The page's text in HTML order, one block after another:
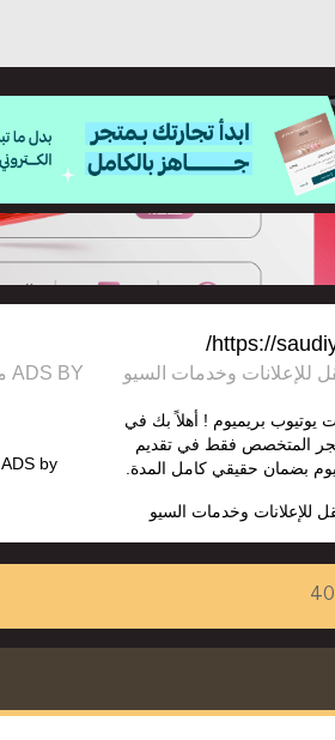
https://
يوتيوب بريميوم ! أهلاً بك في
المتخصص فقط في تقديم
بضمان حقيقي كامل المدة.
للإعلانات وخدمات السيو
ADS BY منصة استقل للإعلانات وخدمات السيو
ADS by